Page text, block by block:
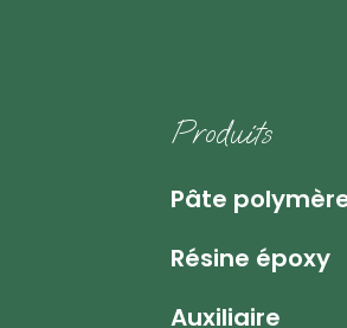
Produits
Pâte
Résine époxy
Auxiliaire